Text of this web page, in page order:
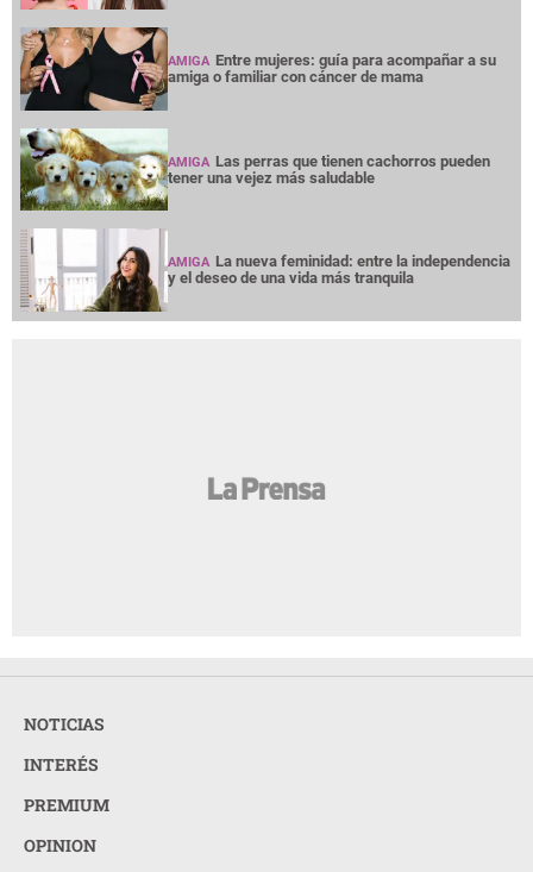
AMIGA Entre mujeres: guía para acompañar a su
amiga o familiar con cáncer de mama
AMIGA Las perras que tienen cachorros pueden
tener una vejez más saludable
AMIGA La nueva feminidad: entre la independencia
y el deseo de una vida más tranquila
NOTICIAS
INTERÉS
PREMIUM
OPINION